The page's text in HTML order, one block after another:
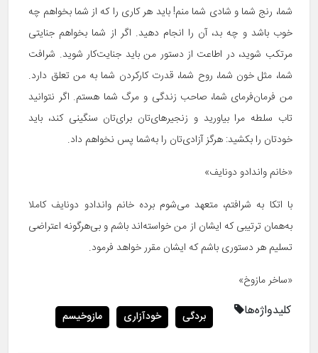
شما، رنج شما و شادی شما منم! باید هر کاری را که از شما بخواهم چه
خوب باشد و چه بد، آن را انجام دهید. اگر از شما بخواهم جنایتی
مرتکب شوید، در اطاعت از دستور من باید جنایت‌کار شوید. شرافت
شما، مثل خون شما، روح شما، قدرت کارکردن شما به من تعلق دارد.
من فرمان‌فرمای شما، صاحب زندگی و مرگ شما هستم. اگر نتوانید
تاب سلطه مرا بیاورید و زنجیرهای‌تان برای‌تان سنگینی کند، باید
خودتان را بکشید: هرگز آزادی‌تان را به‌شما پس نخواهم داد.
«خانم واندادو دونایف»
با اتکا به شرافتم، متعهد می‌شوم برده خانم واندادو دونایف کاملا
به‌همان ترتیبی که ایشان از من خواسته‌اند باشم و بی‌هرگونه اعتراضی
تسلیم هر دستوری باشم که ایشان مقرر خواهد فرمود.
«ساخر مازوخ»
کلیدواژه‌ها بردگی خودآزاری مازوخیسم